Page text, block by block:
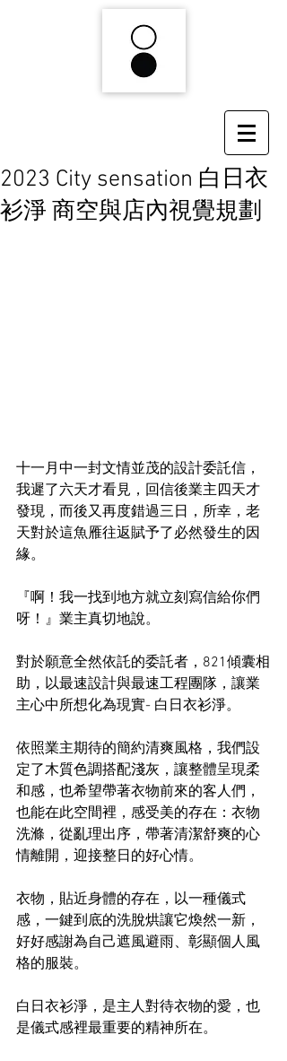
2023 City sensation 白日衣
衫淨 商空與店內視覺規劃
十一月中一封文情並茂的設計委託信，
我遲了六天才看見，回信後業主四天才
發現，而後又再度錯過三日，所幸，老
天對於這魚雁往返賦予了必然發生的因
緣。
『啊！我一找到地方就立刻寫信給你們
呀！』業主真切地說。
對於願意全然依託的委託者，821傾囊相
助，以最速設計與最速工程團隊，讓業
主心中所想化為現實- 白日衣衫淨。
依照業主期待的簡約清爽風格，我們設
定了木質色調搭配淺灰，讓整體呈現柔
和感，也希望帶著衣物前來的客人們，
也能在此空間裡，感受美的存在：衣物
洗滌，從亂理出序，帶著清潔舒爽的心
情離開，迎接整日的好心情。
衣物，貼近身體的存在，以一種儀式
感，一鍵到底的洗脫烘讓它煥然一新，
好好感謝為自己遮風避雨、彰顯個人風
格的服裝。
白日衣衫淨，是主人對待衣物的愛，也
是儀式感裡最重要的精神所在。